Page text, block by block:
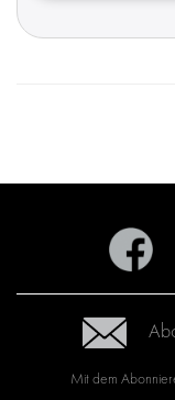
Mit dem